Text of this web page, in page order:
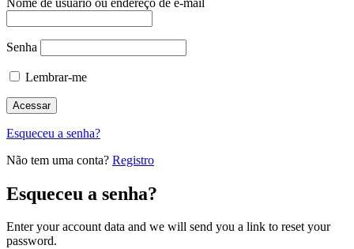
Senha
Lembrar-me
Esqueceu a senha?
Não tem uma conta? Registro
Esqueceu a senha?
Enter your account data and we will send you a link to reset your
password.